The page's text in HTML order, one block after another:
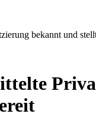
bekannt und